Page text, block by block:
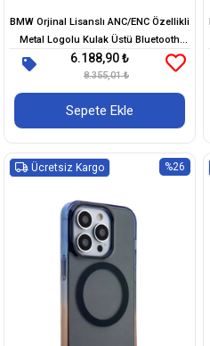
BMW Orjinal Lisanslı ANC/ENC Özellikli
Metal Logolu Kulak Üstü Bluetooth
Kulaklık v5.3
6.188,90 ₺
8.355,01 ₺
Sepete Ekle
%26
Ücretsiz Kargo